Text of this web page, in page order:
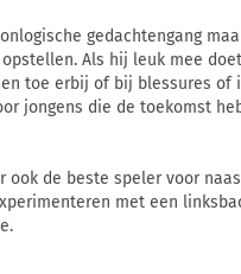
gedachtengang
Als hij leuk mee doet
toe erbij of bij blessures of
jongens die de toekomst
ook de beste speler voor
met een